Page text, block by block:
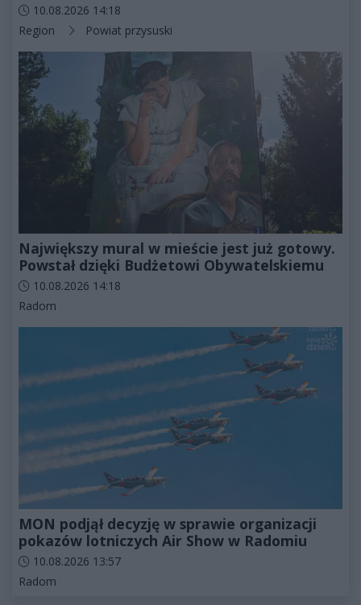
Data dodania artykułu:
10.08.2026 14:18
Kategorie artykułu:
Region Powiat przysuski
Największy mural w mieście jest już gotowy.
Powstał dzięki Budżetowi Obywatelskiemu
Data dodania artykułu:
10.08.2026 14:18
Kategorie artykułu:
Radom
MON podjął decyzję w sprawie organizacji
pokazów lotniczych Air Show w Radomiu
Data dodania artykułu:
10.08.2026 13:57
Kategorie artykułu:
Radom